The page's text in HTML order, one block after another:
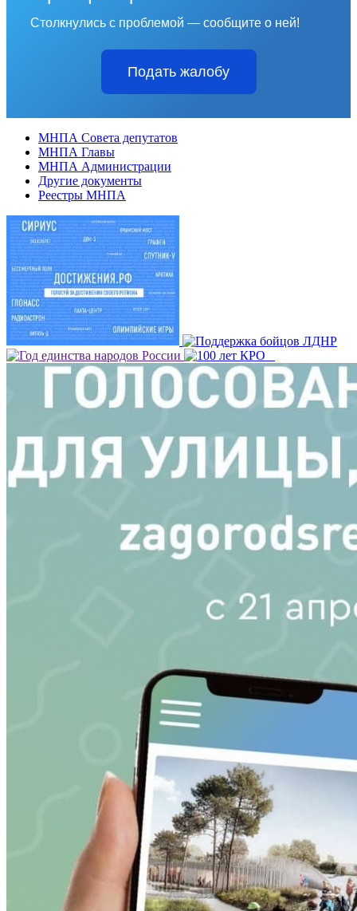
Столкнулись с проблемой — сообщите о ней!
Подать жалобу
МНПА Совета депутатов
МНПА Главы
МНПА Администрации
Другие документы
Реестры МНПА